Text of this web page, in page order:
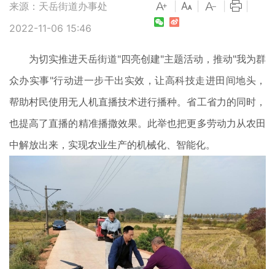
来源：天岳街道办事处
2022-11-06 15:46
为切实推进天岳街道"四亮创建"主题活动，推动"我为群
众办实事"行动进一步干出实效，让高科技走进田间地头，
帮助村民使用无人机直播技术进行播种。省工省力的同时，
也提高了直播的精准播撒效果。此举也把更多劳动力从农田
中解放出来，实现农业生产的机械化、智能化。